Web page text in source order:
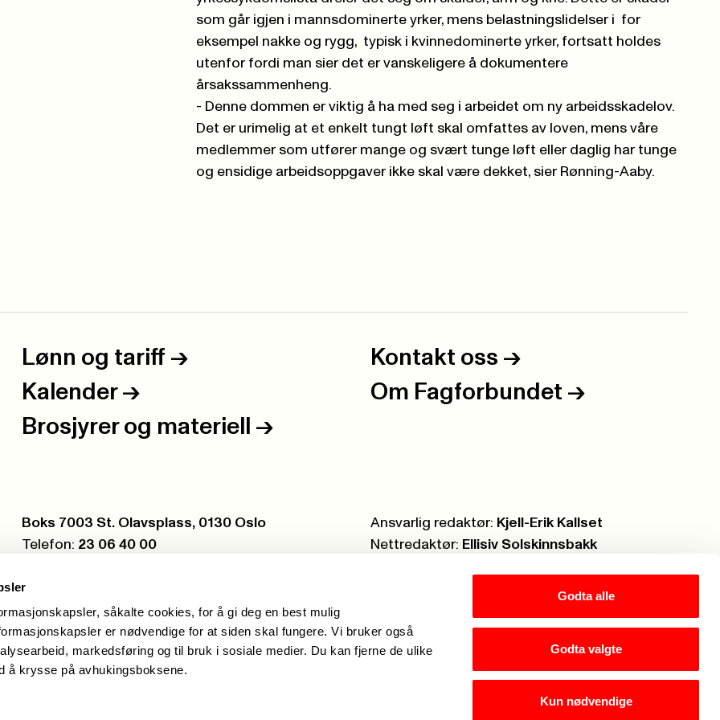
såkalte cookies, for å gi deg en best mulig
er nødvendige for at siden skal fungere. Vi bruker også
markedsføring og til bruk i sosiale medier. Du kan fjerne de ulike
å krysse på avhukingsboksene.
Godta alle
Godta valgte
Kun nødvendige
som går igjen i mannsdominerte yrker, mens belastningslidelser i for
eksempel nakke og rygg, typisk i kvinnedominerte yrker, fortsatt holdes
utenfor fordi man sier det er vanskeligere å dokumentere
årsakssammenheng.
- Denne dommen er viktig å ha med seg i arbeidet om ny arbeidsskadelov.
Det er urimelig at et enkelt tungt løft skal omfattes av loven, mens våre
medlemmer som utfører mange og svært tunge løft eller daglig har tunge
og ensidige arbeidsoppgaver ikke skal være dekket, sier Rønning-Aaby.
Lønn og tariff -> Kontakt oss ->
Kalender -> Om Fagforbundet ->
Brosjyrer og materiell ->
Postboks:
Boks 7003 St. Olavsplass, 0130 Oslo
Telefon: 23 06 40 00
Ansvarlig redaktør: Kjell-Erik Kallset
Nettredaktør: Ellisiv Solskinnsbakk